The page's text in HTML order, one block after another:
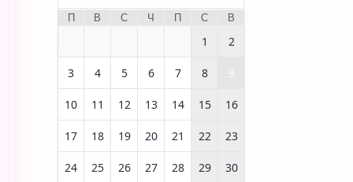
П В С Ч П С В
1 2
3 4 5 6 7 8 9
10 11 12 13 14 15 16
17 18 19 20 21 22 23
24 25 26 27 28 29 30